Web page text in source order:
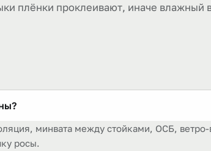
плёнки проклеивают, иначе влажный
минвата между стойками, ОСБ,
росы.